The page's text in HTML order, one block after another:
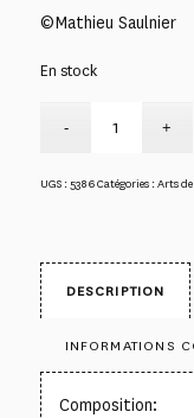
©Mathieu Saulnier
En stock
UGS : 5386Catégories :Arts
DESCRIPTION
INFORMATIONS
Composition: